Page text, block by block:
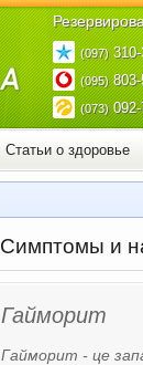
(097)310-
(095)803-
(073)092-
Статьи о здоровье
Симптомы и
Гайморит
Гайморит - це